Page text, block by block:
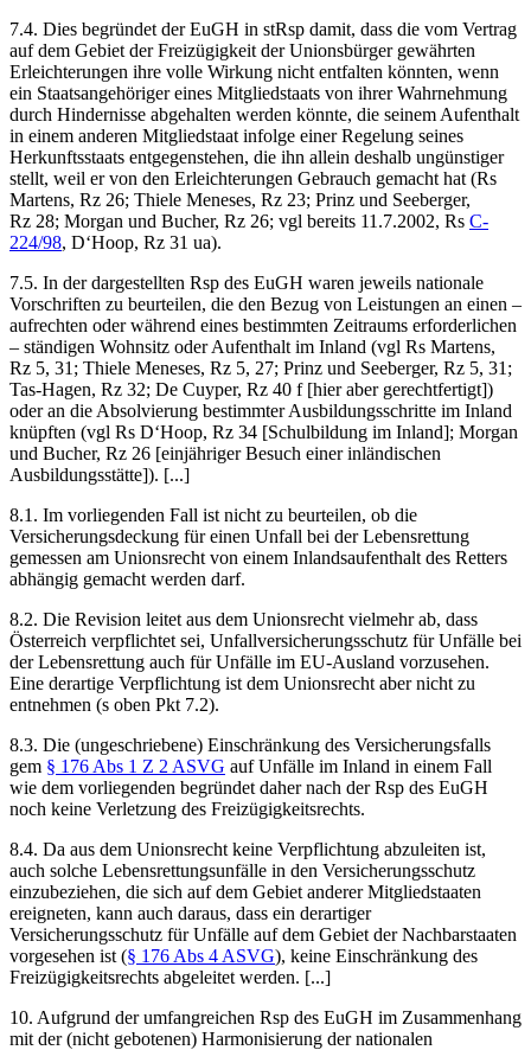
7.4. Dies begründet der EuGH in stRsp damit, dass die vom Vertrag
auf dem Gebiet der Freizügigkeit der Unionsbürger gewährten
Erleichterungen ihre volle Wirkung nicht entfalten könnten, wenn
ein Staatsangehöriger eines Mitgliedstaats von ihrer Wahrnehmung
durch Hindernisse abgehalten werden könnte, die seinem Aufenthalt
in einem anderen Mitgliedstaat infolge einer Regelung seines
Herkunftsstaats entgegenstehen, die ihn allein deshalb ungünstiger
stellt, weil er von den Erleichterungen Gebrauch gemacht hat (Rs
Martens, Rz 26; Thiele Meneses, Rz 23; Prinz und Seeberger,
Rz 28; Morgan und Bucher, Rz 26; vgl bereits 11.7.2002, Rs C-
224/98, D‘Hoop, Rz 31 ua).
7.5. In der dargestellten Rsp des EuGH waren jeweils nationale
Vorschriften zu beurteilen, die den Bezug von Leistungen an einen –
aufrechten oder während eines bestimmten Zeitraums erforderlichen
– ständigen Wohnsitz oder Aufenthalt im Inland (vgl Rs Martens,
Rz 5, 31; Thiele Meneses, Rz 5, 27; Prinz und Seeberger, Rz 5, 31;
Tas-Hagen, Rz 32; De Cuyper, Rz 40 f [hier aber gerechtfertigt])
oder an die Absolvierung bestimmter Ausbildungsschritte im Inland
knüpften (vgl Rs D‘Hoop, Rz 34 [Schulbildung im Inland]; Morgan
und Bucher, Rz 26 [einjähriger Besuch einer inländischen
Ausbildungsstätte]). [...]
8.1. Im vorliegenden Fall ist nicht zu beurteilen, ob die
Versicherungsdeckung für einen Unfall bei der Lebensrettung
gemessen am Unionsrecht von einem Inlandsaufenthalt des Retters
abhängig gemacht werden darf.
8.2. Die Revision leitet aus dem Unionsrecht vielmehr ab, dass
Österreich verpflichtet sei, Unfallversicherungsschutz für Unfälle bei
der Lebensrettung auch für Unfälle im EU-Ausland vorzusehen.
Eine derartige Verpflichtung ist dem Unionsrecht aber nicht zu
entnehmen (s oben Pkt 7.2).
8.3. Die (ungeschriebene) Einschränkung des Versicherungsfalls
gem § 176 Abs 1 Z 2 ASVG auf Unfälle im Inland in einem Fall
wie dem vorliegenden begründet daher nach der Rsp des EuGH
noch keine Verletzung des Freizügigkeitsrechts.
8.4. Da aus dem Unionsrecht keine Verpflichtung abzuleiten ist,
auch solche Lebensrettungsunfälle in den Versicherungsschutz
einzubeziehen, die sich auf dem Gebiet anderer Mitgliedstaaten
ereigneten, kann auch daraus, dass ein derartiger
Versicherungsschutz für Unfälle auf dem Gebiet der Nachbarstaaten
vorgesehen ist (§ 176 Abs 4 ASVG), keine Einschränkung des
Freizügigkeitsrechts abgeleitet werden. [...]
10. Aufgrund der umfangreichen Rsp des EuGH im Zusammenhang
mit der (nicht gebotenen) Harmonisierung der nationalen